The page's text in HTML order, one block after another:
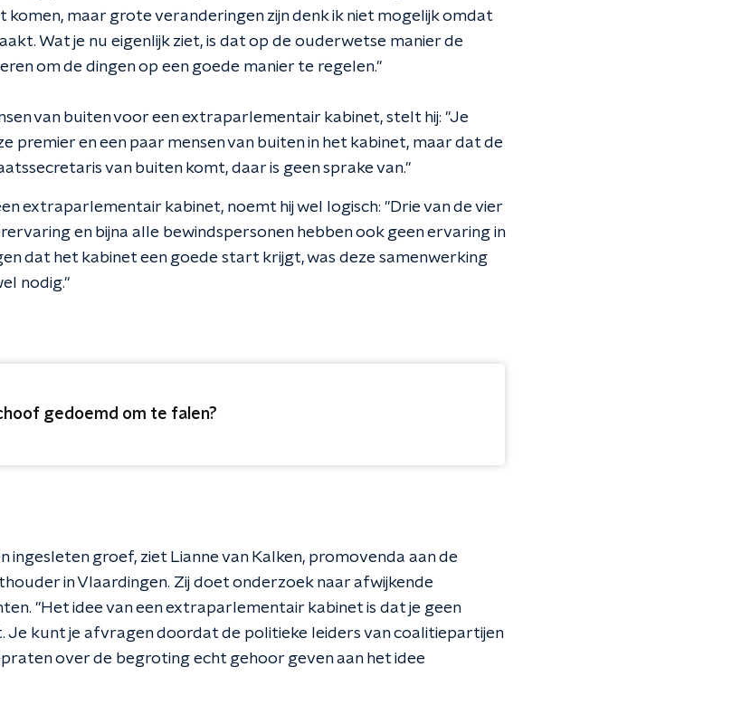
komen, maar grote veranderingen zijn denk ik niet mogelijk omdat
Wat je nu eigenlijk ziet, is dat op de ouderwetse manier de
om de dingen op een goede manier te regelen."
van buiten voor een extraparlementair kabinet, stelt hij: "Je
premier en een paar mensen van buiten in het kabinet, maar dat de
van buiten komt, daar is geen sprake van."
extraparlementair kabinet, noemt hij wel logisch: "Drie van de vier
en bijna alle bewindspersonen hebben ook geen ervaring in
dat het kabinet een goede start krijgt, was deze samenwerking
nodig."
gedoemd om te falen?
ingesleten groef, ziet Lianne van Kalken, promovenda aan de
in Vlaardingen. Zij doet onderzoek naar afwijkende
"Het idee van een extraparlementair kabinet is dat je geen
Je kunt je afvragen doordat de politieke leiders van coalitiepartijen
over de begroting echt gehoor geven aan het idee